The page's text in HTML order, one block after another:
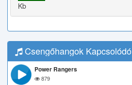
Kb
Csengőhangok Kapcsolódó
Power Rangers
879